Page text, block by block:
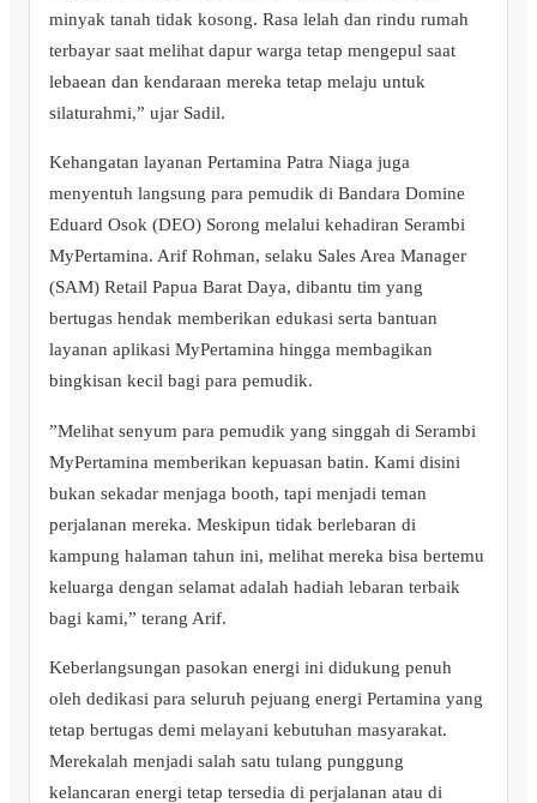
minyak tanah tidak kosong. Rasa lelah dan rindu rumah
terbayar saat melihat dapur warga tetap mengepul saat
lebaean dan kendaraan mereka tetap melaju untuk
silaturahmi,” ujar Sadil.
​Kehangatan layanan Pertamina Patra Niaga juga
menyentuh langsung para pemudik di Bandara Domine
Eduard Osok (DEO) Sorong melalui kehadiran Serambi
MyPertamina. Arif Rohman, selaku Sales Area Manager
(SAM) Retail Papua Barat Daya, dibantu tim yang
bertugas hendak memberikan edukasi serta bantuan
layanan aplikasi MyPertamina hingga membagikan
bingkisan kecil bagi para pemudik.
​”Melihat senyum para pemudik yang singgah di Serambi
MyPertamina memberikan kepuasan batin. Kami disini
bukan sekadar menjaga booth, tapi menjadi teman
perjalanan mereka. Meskipun tidak berlebaran di
kampung halaman tahun ini, melihat mereka bisa bertemu
keluarga dengan selamat adalah hadiah lebaran terbaik
bagi kami,” terang Arif.
Keberlangsungan pasokan energi ini didukung penuh
oleh dedikasi para seluruh pejuang energi Pertamina yang
tetap bertugas demi melayani kebutuhan masyarakat.
Merekalah menjadi salah satu tulang punggung
kelancaran energi tetap tersedia di perjalanan atau di